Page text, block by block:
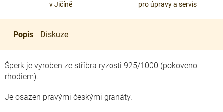
v Jičíně
pro úpravy a servis
Popis Diskuze
Šperk je vyroben ze stříbra ryzosti 925/1000 (pokoveno
rhodiem).
Je osazen pravými českými granáty.